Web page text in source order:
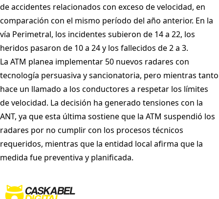
de accidentes relacionados con exceso de velocidad, en
comparación con el mismo período del año anterior. En la
vía Perimetral, los incidentes subieron de 14 a 22, los
heridos pasaron de 10 a 24 y los fallecidos de 2 a 3.
La ATM planea implementar 50 nuevos radares con
tecnología persuasiva y sancionatoria, pero mientras tanto
hace un llamado a los conductores a respetar los límites
de velocidad. La decisión ha generado tensiones con la
ANT, ya que esta última sostiene que la ATM suspendió los
radares por no cumplir con los procesos técnicos
requeridos, mientras que la entidad local afirma que la
medida fue preventiva y planificada.